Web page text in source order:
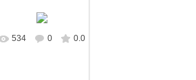
В реальном
534 0 0.0